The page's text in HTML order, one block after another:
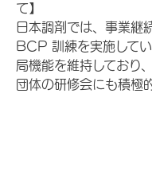
て】
日本調剤では、事業継
BCP 訓練を実施して
局機能を維持しており
団体の研修会にも積極